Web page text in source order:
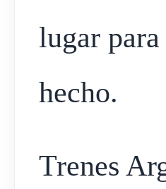
lugar
hecho.
Trenes